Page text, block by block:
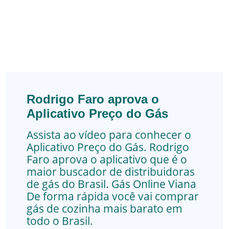
Rodrigo Faro aprova o
Aplicativo Preço do Gás
Assista ao vídeo para conhecer o
Aplicativo Preço do Gás. Rodrigo
Faro aprova o aplicativo que é o
maior buscador de distribuidoras
de gás do Brasil. Gás Online Viana
De forma rápida você vai comprar
gás de cozinha mais barato em
todo o Brasil.